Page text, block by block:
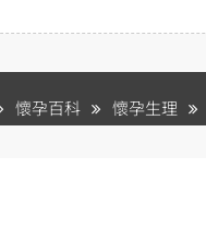
懷孕百科 懷孕生理